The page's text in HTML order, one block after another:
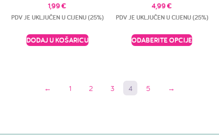
1,99€
PDV JE UKLJUČEN U CIJENU (25%)
DODAJ U KOŠARICU
4,99€
PDV JE UKLJUČEN U CIJENU (25%)
ODABERITE OPCIJE
← 1 2 3 4 5 →